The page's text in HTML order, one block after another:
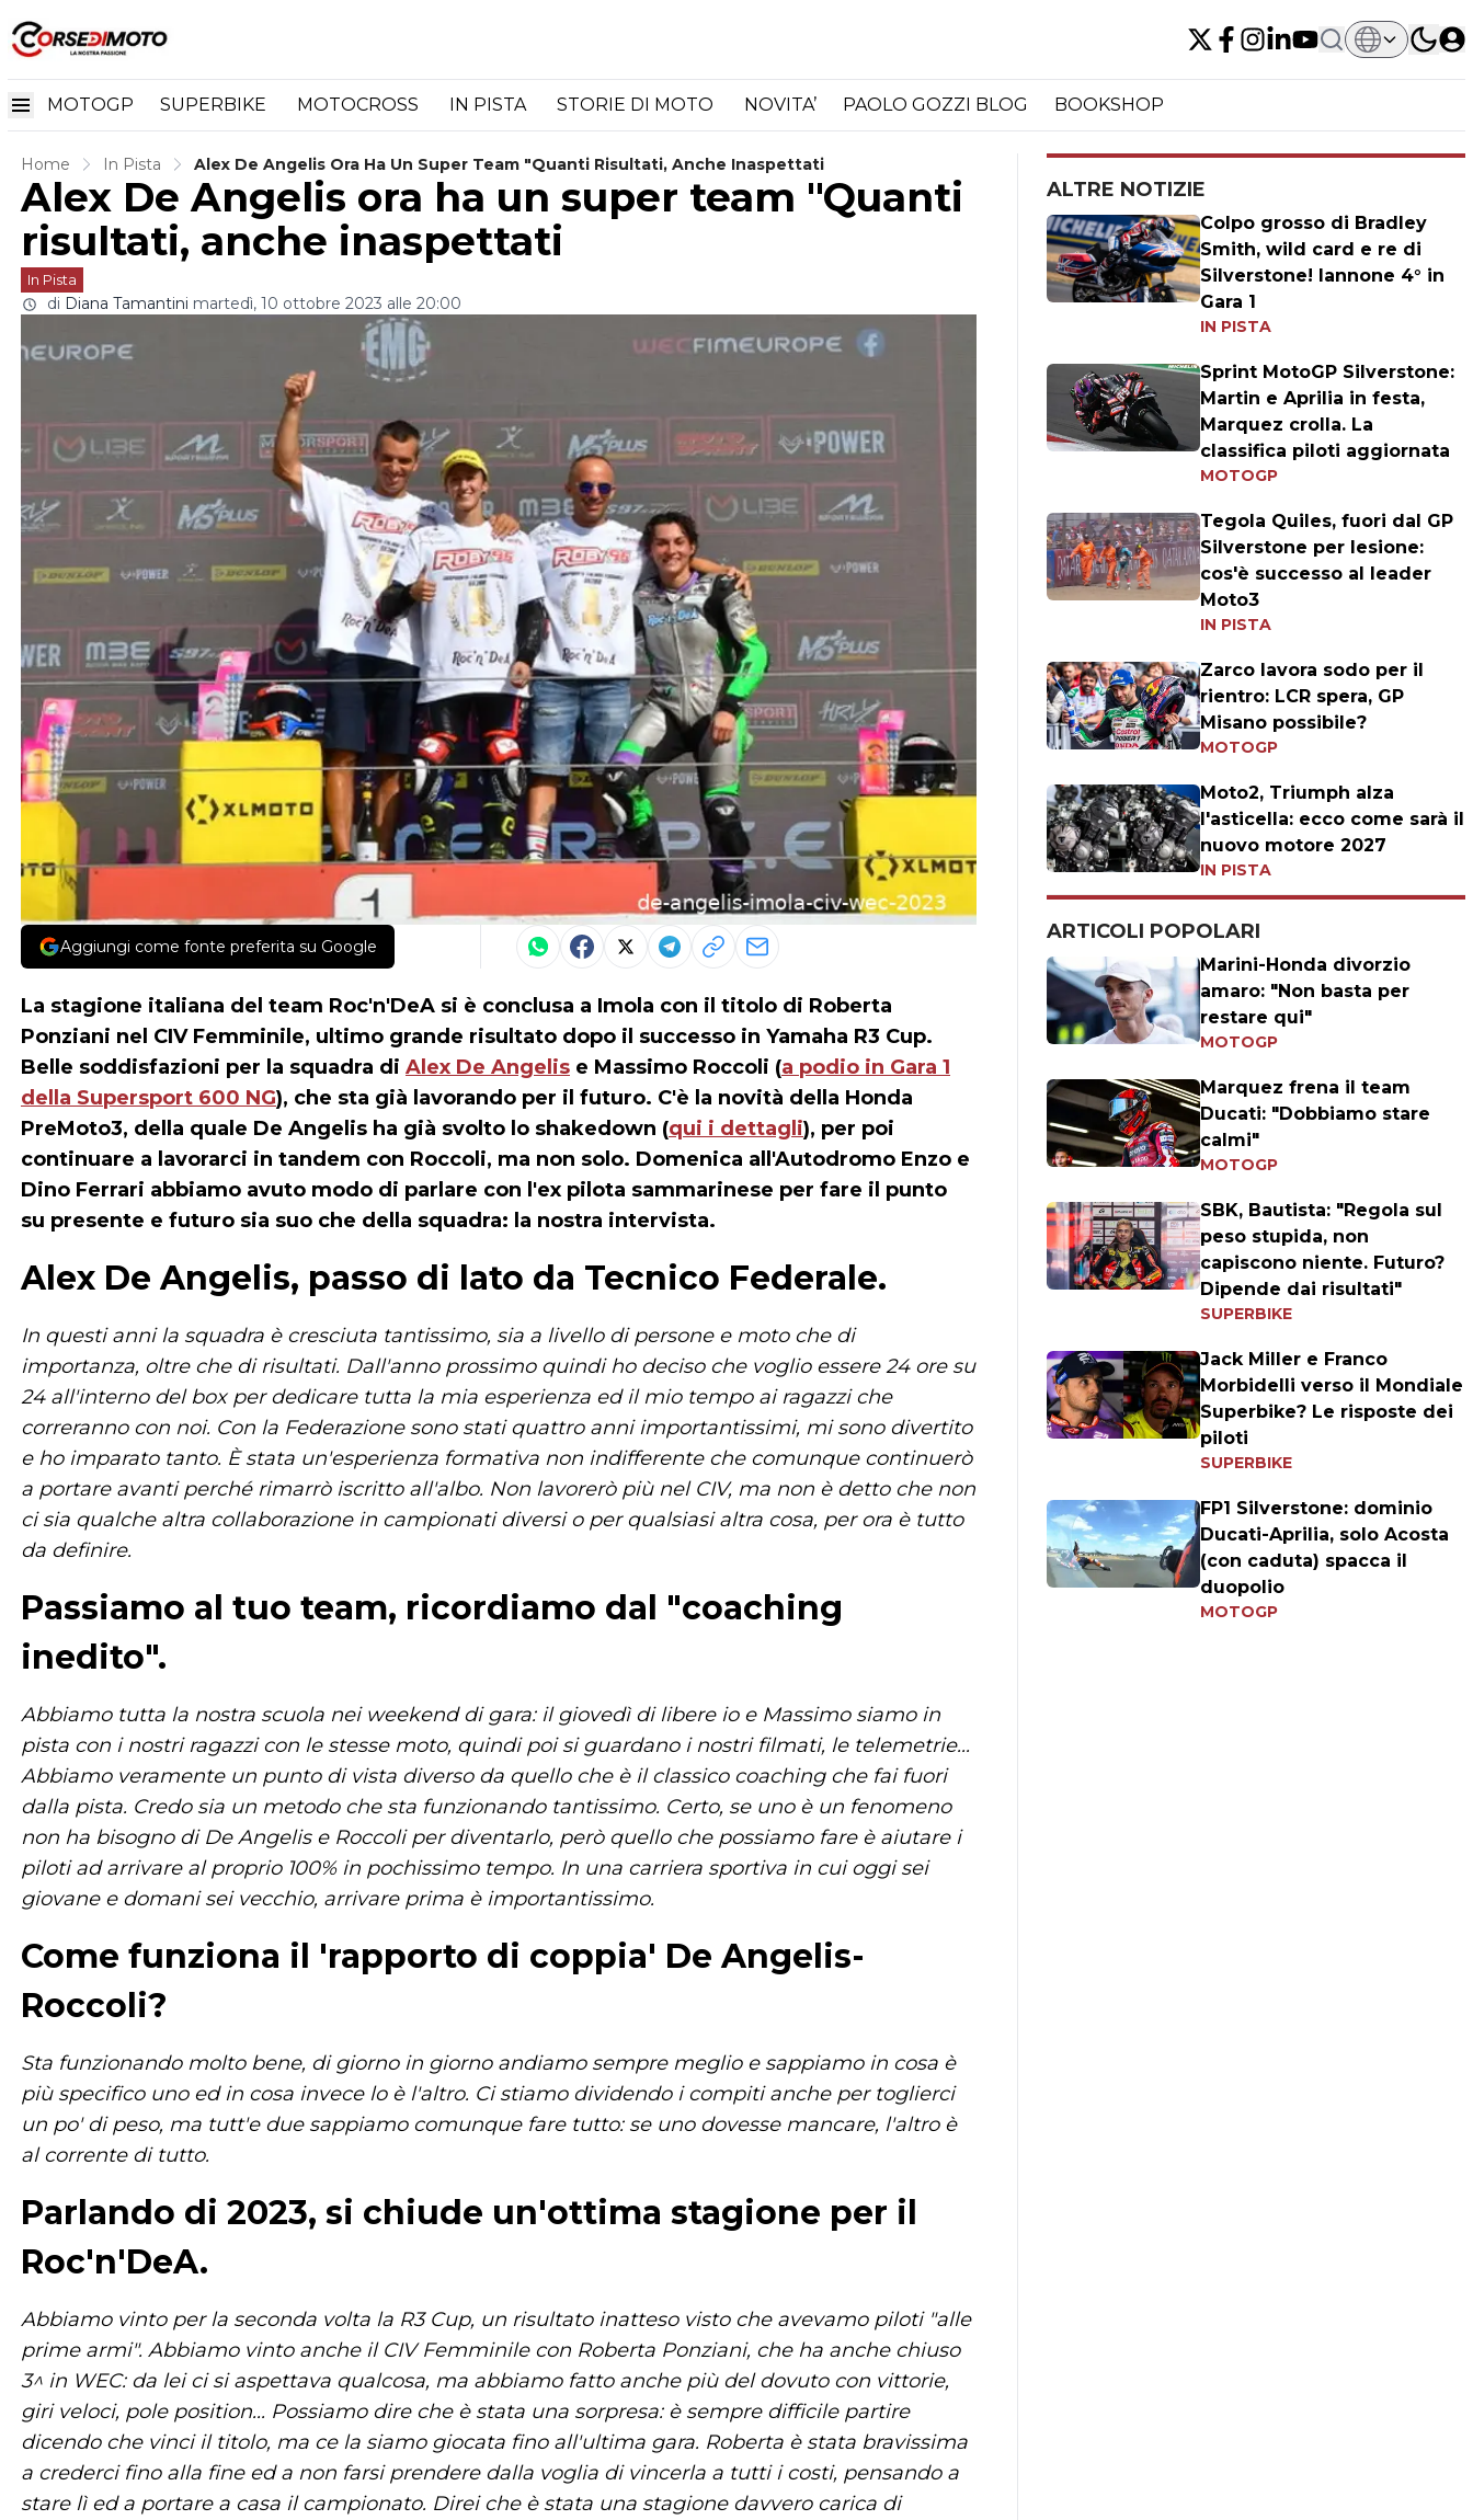
MOTOGP SUPERBIKE MOTOCROSS IN PISTA STORIE DI MOTO NOVITA’ PAOLO GOZZI BLOG BOOKSHOP
Home In Pista Alex De Angelis Ora Ha Un Super Team "Quanti Risultati, Anche Inaspettati
Alex De Angelis ora ha un super team "Quanti
risultati, anche inaspettati
In Pista
di Diana Tamantini martedì, 10 ottobre 2023 alle 20:00
Aggiungi come fonte preferita su Google
La stagione italiana del team Roc'n'DeA si è conclusa a Imola con il titolo di Roberta
Ponziani nel CIV Femminile, ultimo grande risultato dopo il successo in Yamaha R3 Cup.
Belle soddisfazioni per la squadra di Alex De Angelis e Massimo Roccoli (a podio in Gara 1
della Supersport 600 NG), che sta già lavorando per il futuro. C'è la novità della Honda
PreMoto3, della quale De Angelis ha già svolto lo shakedown (qui i dettagli), per poi
continuare a lavorarci in tandem con Roccoli, ma non solo. Domenica all'Autodromo Enzo e
Dino Ferrari abbiamo avuto modo di parlare con l'ex pilota sammarinese per fare il punto
su presente e futuro sia suo che della squadra: la nostra intervista.
Alex De Angelis, passo di lato da Tecnico Federale.
In questi anni la squadra è cresciuta tantissimo, sia a livello di persone e moto che di
importanza, oltre che di risultati. Dall'anno prossimo quindi ho deciso che voglio essere 24 ore su
24 all'interno del box per dedicare tutta la mia esperienza ed il mio tempo ai ragazzi che
correranno con noi. Con la Federazione sono stati quattro anni importantissimi, mi sono divertito
e ho imparato tanto. È stata un'esperienza formativa non indifferente che comunque continuerò
a portare avanti perché rimarrò iscritto all'albo. Non lavorerò più nel CIV, ma non è detto che non
ci sia qualche altra collaborazione in campionati diversi o per qualsiasi altra cosa, per ora è tutto
da definire.
Passiamo al tuo team, ricordiamo dal "coaching
inedito".
Abbiamo tutta la nostra scuola nei weekend di gara: il giovedì di libere io e Massimo siamo in
pista con i nostri ragazzi con le stesse moto, quindi poi si guardano i nostri filmati, le telemetrie...
Abbiamo veramente un punto di vista diverso da quello che è il classico coaching che fai fuori
dalla pista. Credo sia un metodo che sta funzionando tantissimo. Certo, se uno è un fenomeno
non ha bisogno di De Angelis e Roccoli per diventarlo, però quello che possiamo fare è aiutare i
piloti ad arrivare al proprio 100% in pochissimo tempo. In una carriera sportiva in cui oggi sei
giovane e domani sei vecchio, arrivare prima è importantissimo.
Come funziona il 'rapporto di coppia' De Angelis-
Roccoli?
Sta funzionando molto bene, di giorno in giorno andiamo sempre meglio e sappiamo in cosa è
più specifico uno ed in cosa invece lo è l'altro. Ci stiamo dividendo i compiti anche per toglierci
un po' di peso, ma tutt'e due sappiamo comunque fare tutto: se uno dovesse mancare, l'altro è
al corrente di tutto.
Parlando di 2023, si chiude un'ottima stagione per il
Roc'n'DeA.
Abbiamo vinto per la seconda volta la R3 Cup, un risultato inatteso visto che avevamo piloti "alle
prime armi". Abbiamo vinto anche il CIV Femminile con Roberta Ponziani, che ha anche chiuso
3^ in WEC: da lei ci si aspettava qualcosa, ma abbiamo fatto anche più del dovuto con vittorie,
giri veloci, pole position... Possiamo dire che è stata una sorpresa: è sempre difficile partire
dicendo che vinci il titolo, ma ce la siamo giocata fino all'ultima gara. Roberta è stata bravissima
a crederci fino alla fine ed a non farsi prendere dalla voglia di vincerla a tutti i costi, pensando a
stare lì ed a portare a casa il campionato. Direi che è stata una stagione davvero carica di
ALTRE NOTIZIE
Colpo grosso di Bradley
Smith, wild card e re di
Silverstone! Iannone 4° in
Gara 1
IN PISTA
Sprint MotoGP Silverstone:
Martin e Aprilia in festa,
Marquez crolla. La
classifica piloti aggiornata
MOTOGP
Tegola Quiles, fuori dal GP
Silverstone per lesione:
cos'è successo al leader
Moto3
IN PISTA
Zarco lavora sodo per il
rientro: LCR spera, GP
Misano possibile?
MOTOGP
Moto2, Triumph alza
l'asticella: ecco come sarà il
nuovo motore 2027
IN PISTA
ARTICOLI POPOLARI
Marini-Honda divorzio
amaro: "Non basta per
restare qui"
MOTOGP
Marquez frena il team
Ducati: "Dobbiamo stare
calmi"
MOTOGP
SBK, Bautista: "Regola sul
peso stupida, non
capiscono niente. Futuro?
Dipende dai risultati"
SUPERBIKE
Jack Miller e Franco
Morbidelli verso il Mondiale
Superbike? Le risposte dei
piloti
SUPERBIKE
FP1 Silverstone: dominio
Ducati-Aprilia, solo Acosta
(con caduta) spacca il
duopolio
MOTOGP